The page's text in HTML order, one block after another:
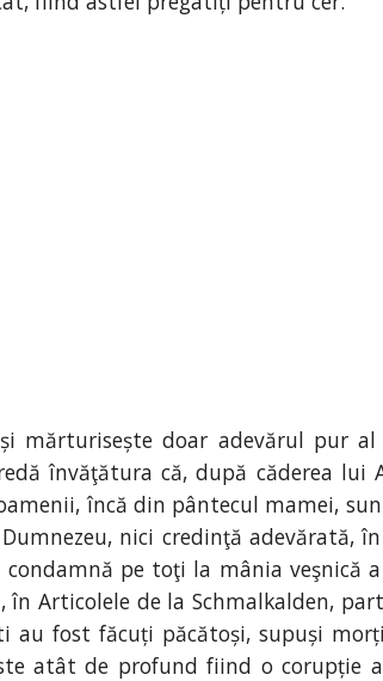
mărturisește doar adevărul pur
învăţătura că, după căderea
încă din pântecul mamei,
nici credinţă adevărată,
pe toţi la mânia
în Articolele de la Schmalkalden,
fost făcuți păcătoși, supuși
atât de profund fiind o